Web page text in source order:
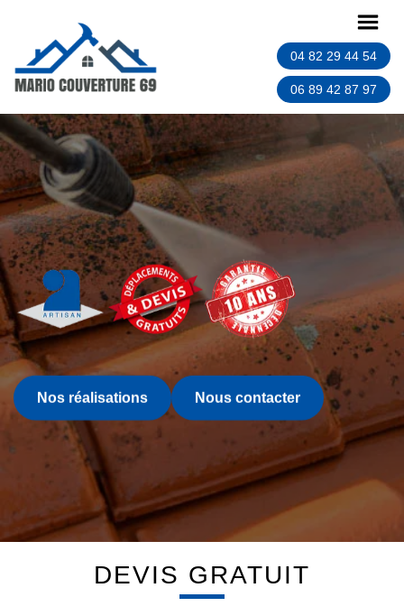
04 82 29 44 54
06 89 42 87 97
Nos réalisations Nous contacter
DEVIS GRATUIT